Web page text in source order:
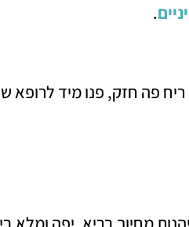
.
פה חזק, פנו מיד לרופא